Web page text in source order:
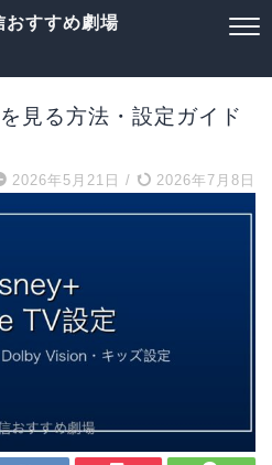
おすすめ劇場
見る方法・設定ガイド
2026年5月21日 / 2026年7月8日